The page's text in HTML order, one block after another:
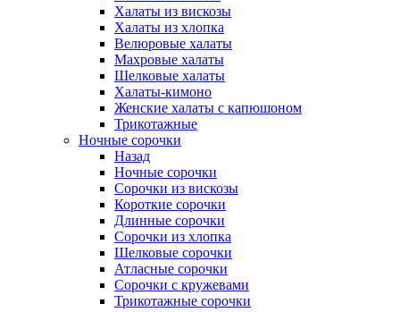
Халаты из вискозы
Халаты из хлопка
Велюровые халаты
Махровые халаты
Шелковые халаты
Халаты-кимоно
Женские халаты с капюшоном
Трикотажные
Ночные сорочки
Назад
Ночные сорочки
Сорочки из вискозы
Короткие сорочки
Длинные сорочки
Сорочки из хлопка
Шелковые сорочки
Атласные сорочки
Сорочки с кружевами
Трикотажные сорочки